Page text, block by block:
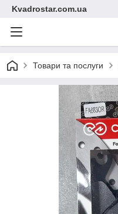
Kvadrostar.com.ua
Товари та послуги